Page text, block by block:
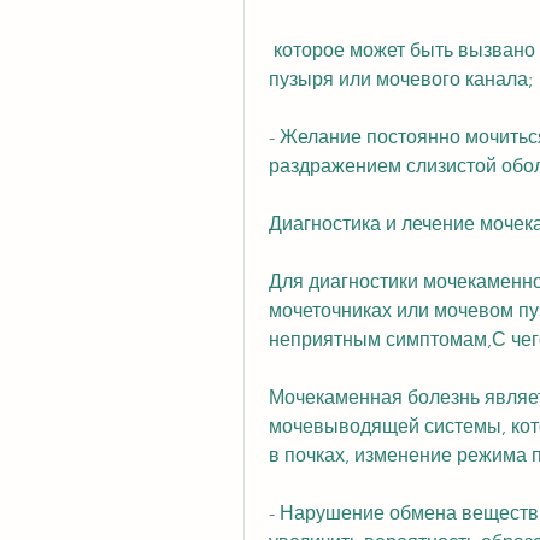
пузыря или мочевого канала;
- Желание постоянно
раздражением слизистой
Диагностика и лечение
Для диагностики
мочеточниках или мочевом
неприятным симптомам,С
Мочекаменная болезнь
мочевыводящей системы,
в почках, изменение режима
- Нарушение обмена веществ,